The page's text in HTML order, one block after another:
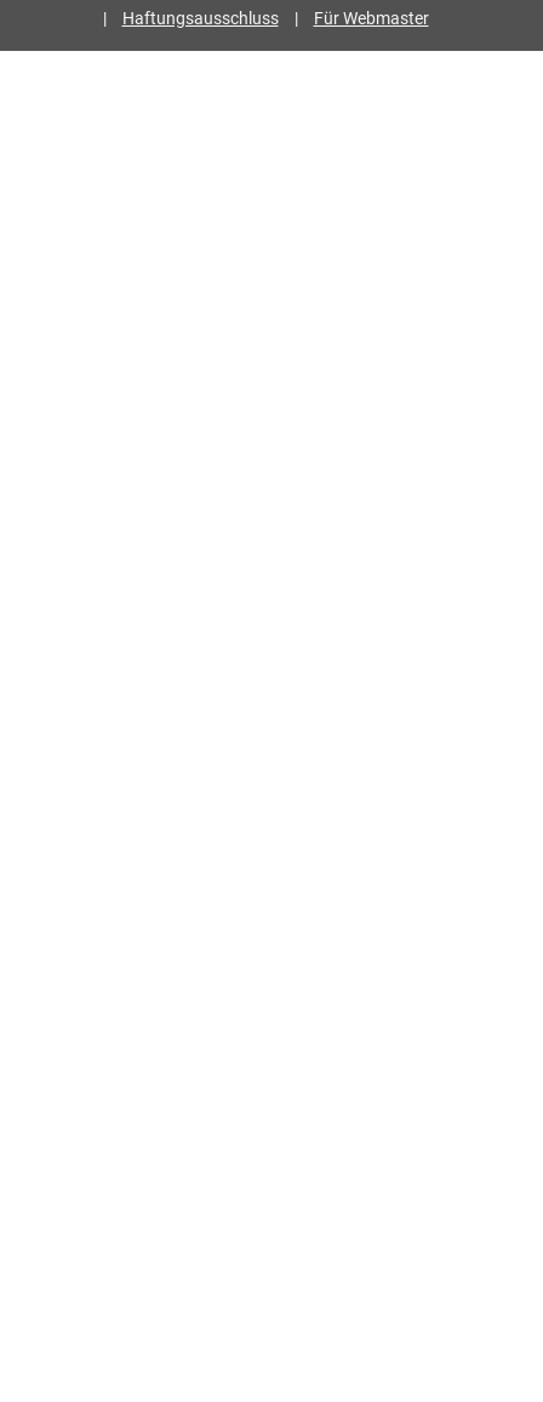
|
Haftungsausschluss | Für Webmaster